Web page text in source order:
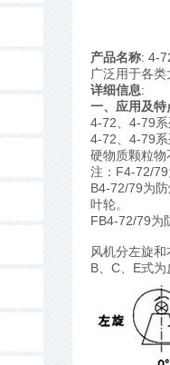
产品名称: 4-
广泛用于各
详细信息:
一、应用及特
4-72、4-79
4-72、4-79
硬物质颗粒
注：F4-72/
B4-72/79为
叶轮。
FB4-72/79为
风机分左旋
B、C、E式